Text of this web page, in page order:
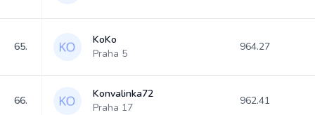
65.
KoKo
Praha 5
964.27
66.
Konvalinka72
Praha 17
962.41